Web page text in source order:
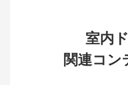
室内
関連コン